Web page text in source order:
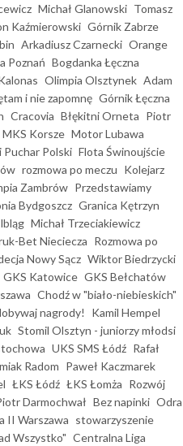
Michał Glanowski Tomasz
Kaźmierowski Górnik Zabrze
Arkadiusz Czarnecki Orange
Poznań Bogdanka Łęczna
Olimpia Olsztynek Adam
i nie zapomnę Górnik Łęczna
Cracovia Błękitni Orneta Piotr
MKS Korsze Motor Lubawa
Polski Flota Świnoujście
rozmowa po meczu Kolejarz
Zambrów Przedstawiamy
Bydgoszcz Granica Kętrzyn
Michał Trzeciakiewicz
Bet Nieciecza Rozmowa po
Nowy Sącz Wiktor Biedrzycki
GKS Katowice GKS Bełchatów
Chodź w "biało-niebieskich"
nagrody!
Kamil Hempel
Stomil Olsztyn - juniorzy młodsi
UKS SMS Łódź Rafał
Radom Paweł Kaczmarek
ŁKS Łódź ŁKS Łomża Rozwój
Darmochwał Bez napinki Odra
II Warszawa stowarzyszenie
Wszystko" Centralna Liga